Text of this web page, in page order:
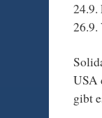
26.9.
USA
gibt